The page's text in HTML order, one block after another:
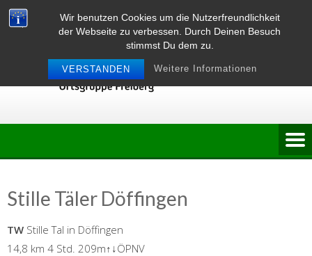
Wir benutzen Cookies um die Nutzerfreundlichkeit
der Webseite zu verbessen. Durch Deinen Besuch
stimmst Du dem zu.
VERSTANDEN Weitere Informationen
Skip
to
Stille Täler Döffingen
TW Stille Tal in Döffingen
14,8 km 4 Std. 209m↑↓ÖPNV